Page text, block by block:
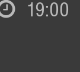
19:00